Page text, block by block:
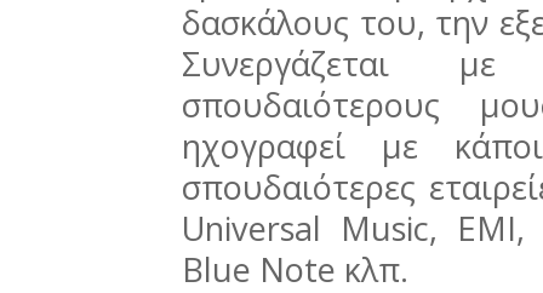
δασκάλους του, την
Συνεργάζεται
σπουδαιότερους
ηχογραφεί με
σπουδαιότερες
Universal Music,
Blue Note κλπ.